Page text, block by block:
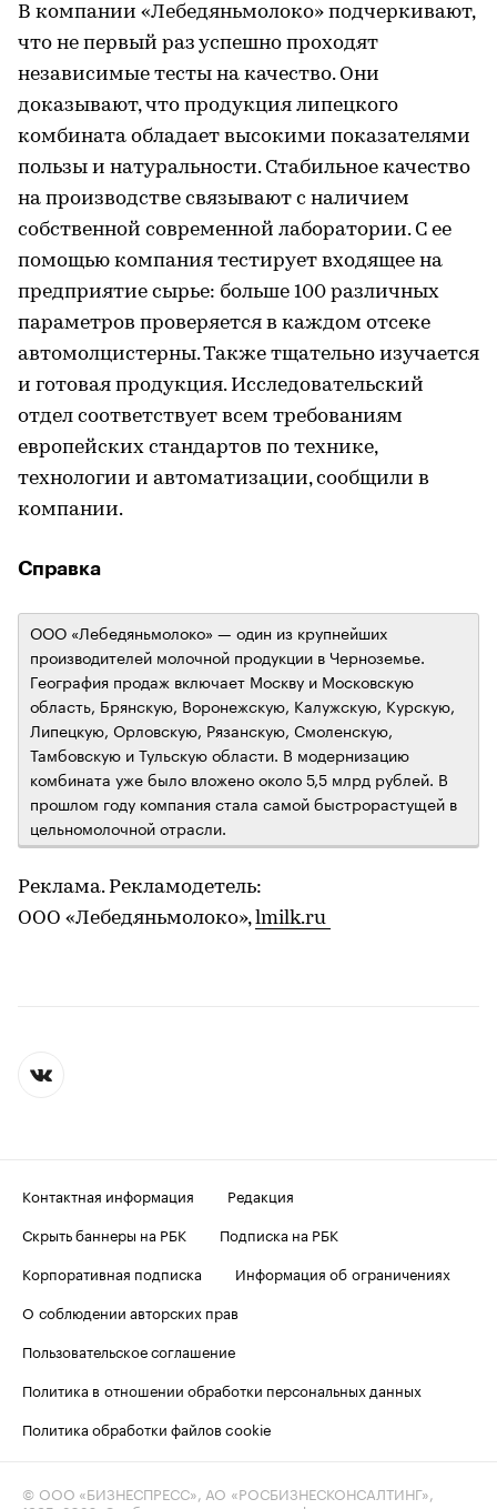
В компании «Лебедяньмолоко» подчеркивают,
что не первый раз успешно проходят
независимые тесты на качество. Они
доказывают, что продукция липецкого
комбината обладает высокими показателями
пользы и натуральности. Стабильное качество
на производстве связывают с наличием
собственной современной лаборатории. С ее
помощью компания тестирует входящее на
предприятие сырье: больше 100 различных
параметров проверяется в каждом отсеке
автомолцистерны. Также тщательно изучается
и готовая продукция. Исследовательский
отдел соответствует всем требованиям
европейских стандартов по технике,
технологии и автоматизации, сообщили в
компании.
Справка
ООО «Лебедяньмолоко» — один из крупнейших
производителей молочной продукции в Черноземье.
География продаж включает Москву и Московскую
область, Брянскую, Воронежскую, Калужскую, Курскую,
Липецкую, Орловскую, Рязанскую, Смоленскую,
Тамбовскую и Тульскую области. В модернизацию
комбината уже было вложено около 5,5 млрд рублей. В
прошлом году компания стала самой быстрорастущей в
цельномолочной отрасли.
Реклама. Рекламодетель:
ООО «Лебедяньмолоко»,lmilk.ru
Контактная информация
Редакция
Скрыть баннеры на РБК
Подписка на РБК
Корпоративная подписка
Информация об ограничениях
О соблюдении авторских прав
Пользовательское соглашение
Политика в отношении обработки персональных данных
Политика обработки файлов cookie
© ООО «БИЗНЕСПРЕСС», АО «РОСБИЗНЕСКОНСАЛТИНГ»,